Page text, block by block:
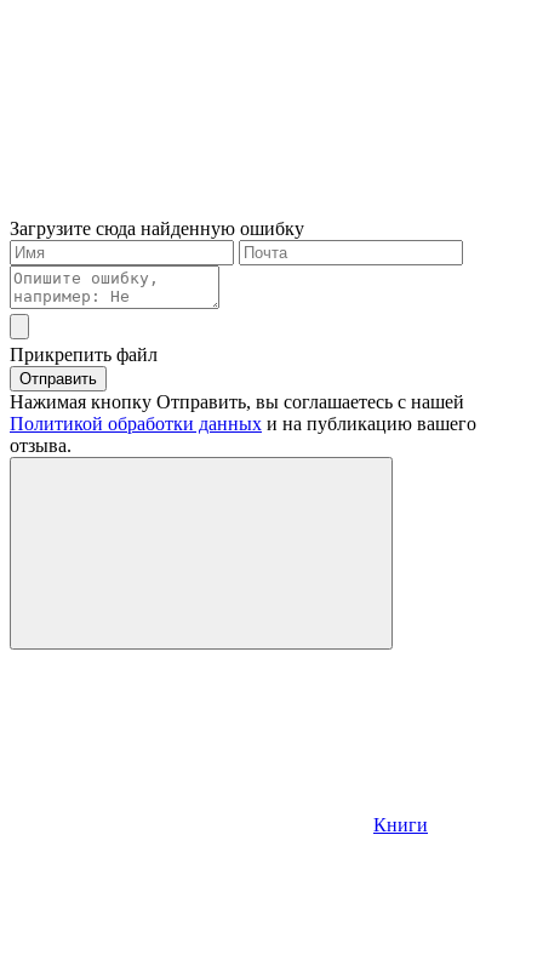
Загрузите сюда найденную ошибку
Прикрепить файл
Отправить
Нажимая кнопку Отправить, вы соглашаетесь с нашей
Политикой обработки данных и на публикацию вашего
отзыва.
Книги